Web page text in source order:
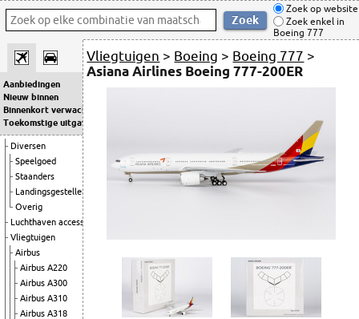
Zoek op website
Zoek enkel in
Boeing 777
Aanbiedingen
Nieuw binnen
Binnenkort verwacht
Toekomstige uitgaven
Diversen
Speelgoed
Staanders
Landingsgestellen
Overig
Luchthaven accessoires
Vliegtuigen
Airbus
Airbus A220
Airbus A300
Airbus A310
Airbus A318
Vliegtuigen > Boeing > Boeing 777 >
Asiana Airlines Boeing 777-200ER